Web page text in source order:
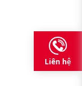
Liên hệ